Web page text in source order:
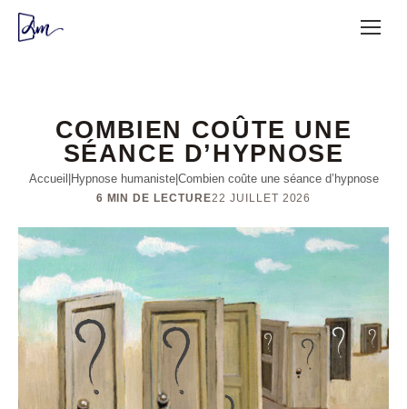
COMBIEN COÛTE UNE
SÉANCE D’HYPNOSE
Accueil Hypnose humaniste| Combien coûte une séance d’hypnose
6 MIN DE LECTURE22 JUILLET 2026